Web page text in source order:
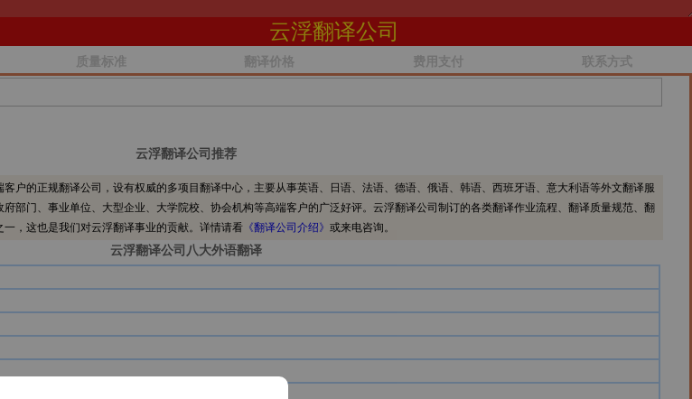
云浮翻译公司
质量标准 翻译价格 费用支付 联系方式
云浮翻译公司推荐
户的正规翻译公司，设有权威的多项目翻译中心，主要从事英语、日语、法语、德语、俄语、韩语、西班牙语、意大利语等外文翻译服
部门、事业单位、大型企业、大学院校、协会机构等高端客户的广泛好评。云浮翻译公司制订的各类翻译作业流程、翻译质量规范、翻
，这也是我们对云浮翻译事业的贡献。详情请看 《翻译公司介绍》 或来电咨询。
云浮翻译公司八大外语翻译